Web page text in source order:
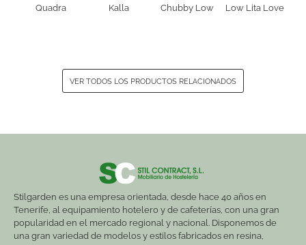
Quadra Kalla Chubby Low Low Lita Love
VER TODOS LOS PRODUCTOS RELACIONADOS
Stilgarden es una empresa orientada, desde hace 40 años en
Tenerife, al equipamiento hotelero y de cafeterías, con una gran
popularidad en el mercado regional y nacional. Disponemos de
una gran variedad de modelos y estilos fabricados en resina,